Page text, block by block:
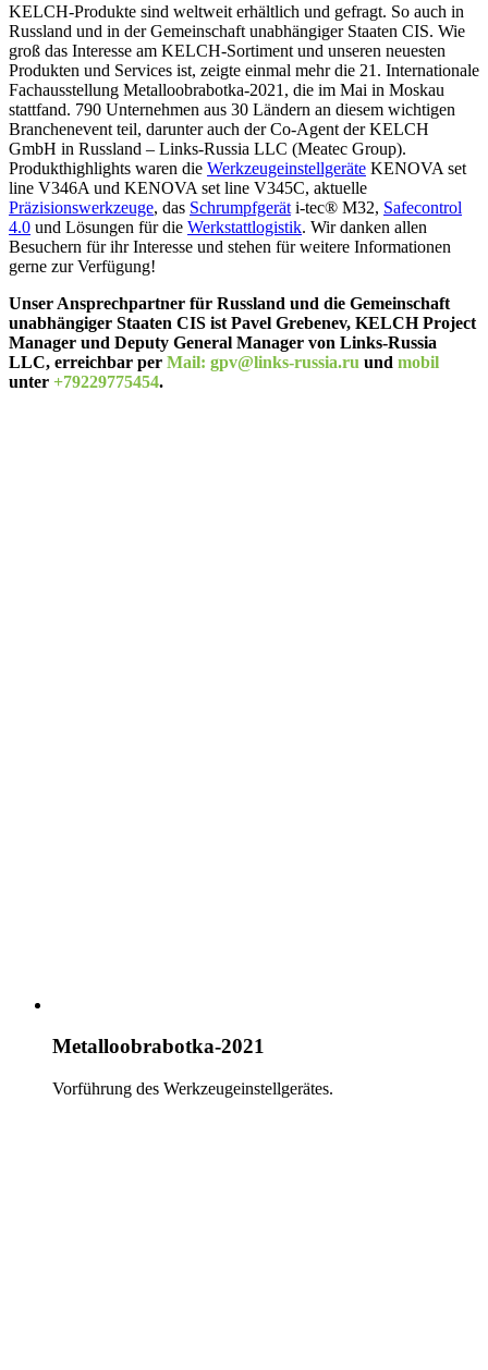
KELCH-Produkte sind weltweit erhältlich und gefragt. So auch in
Russland und in der Gemeinschaft unabhängiger Staaten CIS. Wie
groß das Interesse am KELCH-Sortiment und unseren neuesten
Produkten und Services ist, zeigte einmal mehr die 21. Internationale
Fachausstellung Metalloobrabotka-2021, die im Mai in Moskau
stattfand. 790 Unternehmen aus 30 Ländern an diesem wichtigen
Branchenevent teil, darunter auch der Co-Agent der KELCH
GmbH in Russland – Links-Russia LLC (Meatec Group).
Produkthighlights waren die Werkzeugeinstellgeräte KENOVA set
line V346A und KENOVA set line V345C, aktuelle
Präzisionswerkzeuge, das Schrumpfgerät i-tec® M32, Safecontrol
4.0 und Lösungen für die Werkstattlogistik. Wir danken allen
Besuchern für ihr Interesse und stehen für weitere Informationen
gerne zur Verfügung!
Unser Ansprechpartner für Russland und die Gemeinschaft
unabhängiger Staaten CIS ist Pavel Grebenev, KELCH Project
Manager und Deputy General Manager von Links-Russia
LLC, erreichbar per Mail: gpv@links-russia.ru und mobil
unter +79229775454.
Metalloobrabotka-2021
Vorführung des Werkzeugeinstellgerätes.